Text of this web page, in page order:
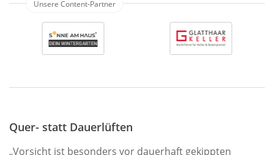
Quer- statt Dauerlüften
„Vorsicht ist besonders vor dauerhaft gekippten